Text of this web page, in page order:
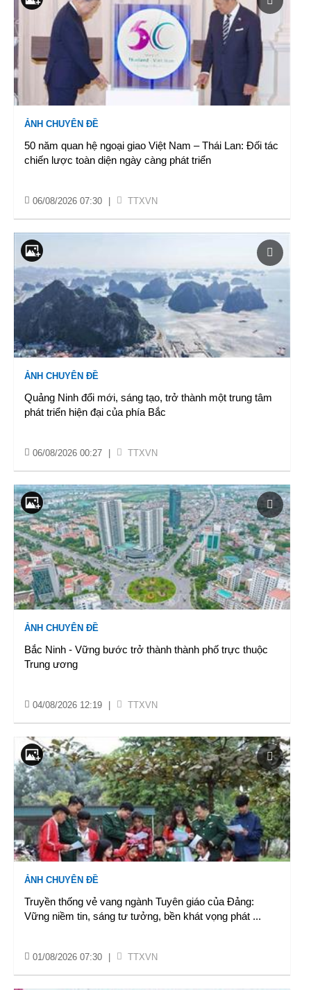
ẢNH CHUYÊN ĐỀ
50 năm quan hệ ngoại giao Việt Nam – Thái Lan: Đối tác
chiến lược toàn diện ngày càng phát triển
06/08/2026 07:30 TTXVN
ẢNH CHUYÊN ĐỀ
Quảng Ninh đổi mới, sáng tạo, trở thành một trung tâm
phát triển hiện đại của phía Bắc
06/08/2026 00:27 TTXVN
ẢNH CHUYÊN ĐỀ
Bắc Ninh - Vững bước trở thành thành phố trực thuộc
Trung ương
04/08/2026 12:19 TTXVN
ẢNH CHUYÊN ĐỀ
Truyền thống vẻ vang ngành Tuyên giáo của Đảng:
Vững niềm tin, sáng tư tưởng, bền khát vọng phát ...
01/08/2026 07:30 TTXVN